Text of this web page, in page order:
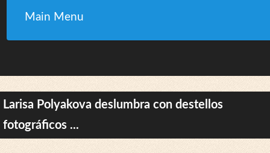
Main Menu
Larisa Polyakova deslumbra con destellos
fotográficos ...